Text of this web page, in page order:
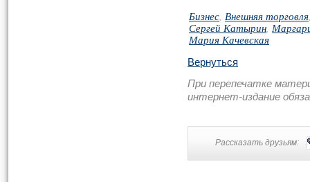
Бизнес, Внешняя торговля
Сергей Катырин,
Мария Качевская
Вернуться
При перепечатке
интернет-издание
Рассказать друзьям: